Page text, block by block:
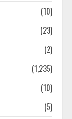
(10)
(23)
(2)
(1,235)
(10)
(5)